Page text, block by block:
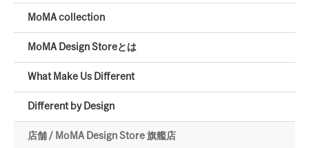
MoMA collection
MoMA Design Storeとは
What Make Us Different
Different by Design
店舗 / MoMA Design Store 旗艦店